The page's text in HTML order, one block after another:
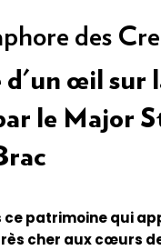
des
d'un œil sur
le Major
ce patrimoine qui
cher aux cœurs